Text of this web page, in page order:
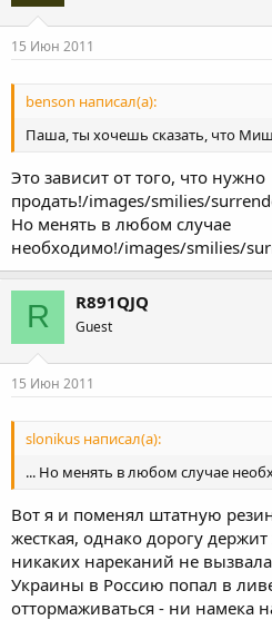
15 Июн 2011
benson написал(а):
Паша, ты хочешь сказать, что
Это зависит от того, что нужно
продать!/images/smilies/
Но менять в любом случае
необходимо!/images/smilies/
R R891QJQ
Guest
15 Июн 2011
slonikus написал(а):
... Но менять в любом случае
Вот я и поменял штатную
жесткая, однако дорогу
никаких нареканий не
Украины в Россию попал в
оттормаживаться - ни намека